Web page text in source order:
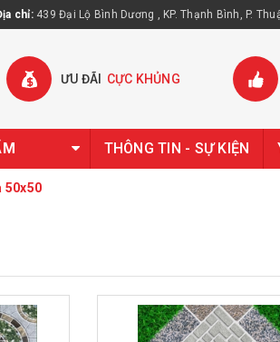
chỉ: 439 Đại Lộ Bình Dương , KP. Thạnh Bình, P.
ƯU ĐÃI CỰC KHỦNG
THÔNG TIN - SỰ KIỆN
50x50